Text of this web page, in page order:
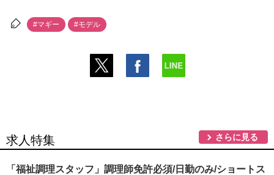
#マギー #モデル
求人特集 さらに見る
「福祉調理スタッフ」調理師免許必須/日勤のみ/ショートス